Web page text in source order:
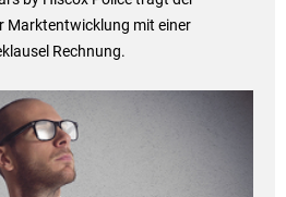
Marktentwicklung mit einer
Rechnung.